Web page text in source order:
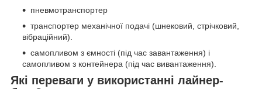
пневмотранспортер
транспортер механічної подачі (шнековий, стрічковий,
вібраційний).
самопливом з ємності (під час завантаження) і
самопливом з контейнера (під час вивантаження).
Які переваги у використанні лайнер-